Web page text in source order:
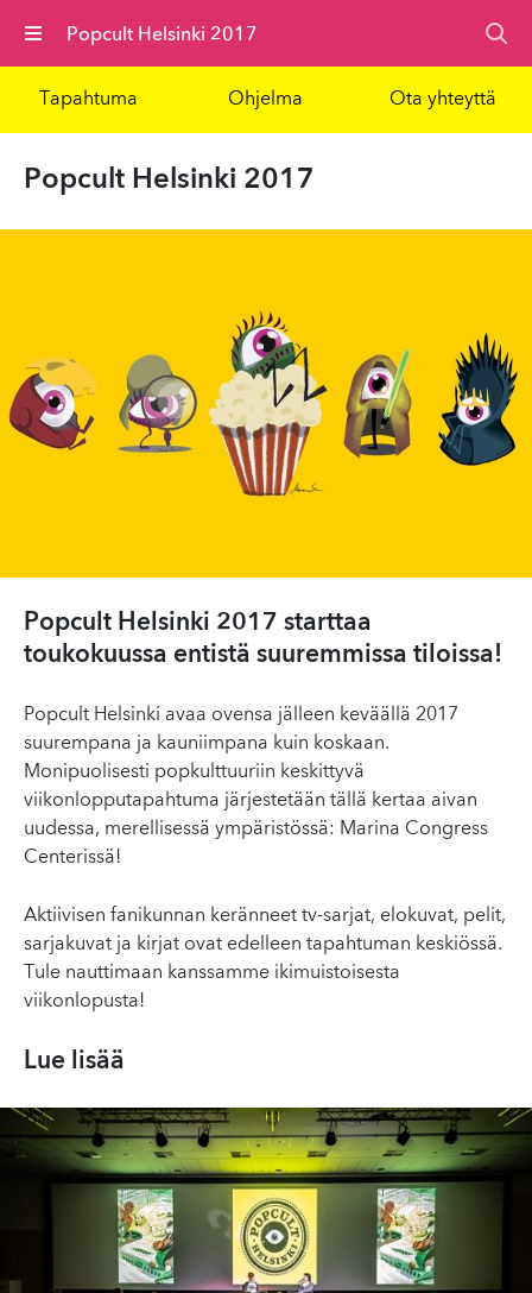
Valikko Popcult Helsinki 2017
Tapahtuma Ohjelma Ota yhteyttä
Popcult Helsinki 2017
Popcult Helsinki 2017 starttaa
toukokuussa entistä suuremmissa tiloissa!
Popcult Helsinki avaa ovensa jälleen keväällä 2017
suurempana ja kauniimpana kuin koskaan.
Monipuolisesti popkulttuuriin keskittyvä
viikonlopputapahtuma järjestetään tällä kertaa aivan
uudessa, merellisessä ympäristössä: Marina Congress
Centerissä!
Aktiivisen fanikunnan keränneet tv-sarjat, elokuvat, pelit,
sarjakuvat ja kirjat ovat edelleen tapahtuman keskiössä.
Tule nauttimaan kanssamme ikimuistoisesta
viikonlopusta!
Lue lisää